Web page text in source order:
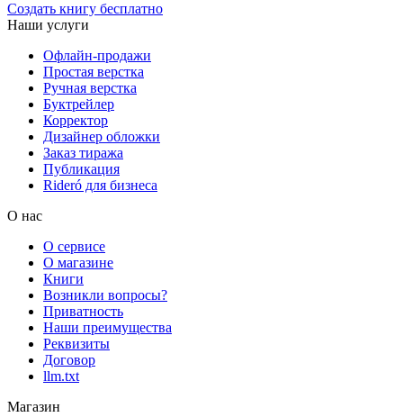
Создать книгу бесплатно
Наши услуги
Офлайн-продажи
Простая верстка
Ручная верстка
Буктрейлер
Корректор
Дизайнер обложки
Заказ тиража
Публикация
Rideró для бизнеса
О нас
О сервисе
О магазине
Книги
Возникли вопросы?
Приватность
Наши преимущества
Реквизиты
Договор
llm.txt
Магазин